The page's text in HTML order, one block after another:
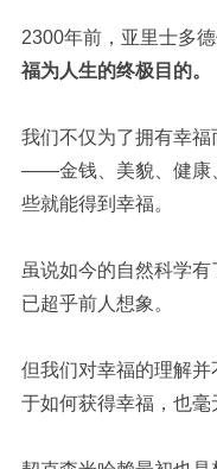
2300年前，亚里士多德
福为人生的终极目的。
我们不仅为了拥有幸
——金钱、美貌、健康
些就能得到幸福。
虽说如今的自然科学
已超乎前人想象。
但我们对幸福的理解
于如何获得幸福，也毫